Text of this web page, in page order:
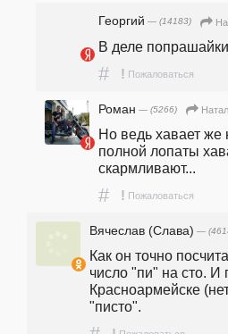
Георгий — (14183)
В деле
# ! Пожаловаться
Роман — (5266)
Но ведь хавает
полной лопаты
скармливают...
# ! Пожаловаться
Вячеслав (Слава) —
Как он точно
число "пи" на сто. И
Красноармейске
"писто".